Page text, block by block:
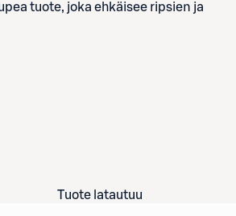
tuote, joka ehkäisee ripsien ja
Tuote latautuu